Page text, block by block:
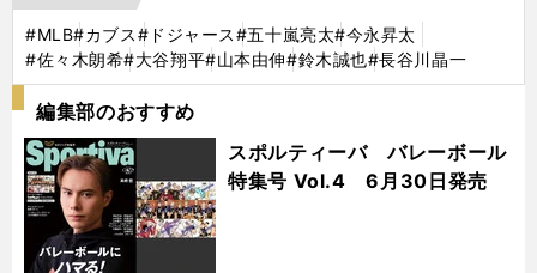
#MLB#カブス#ドジャース#五十嵐亮太#今永昇太
#佐々木朗希#大谷翔平#山本由伸#鈴木誠也#長谷川晶一
編集部のおすすめ
スポルティーバ バレーボール
特集号 Vol.4 6月30日発売